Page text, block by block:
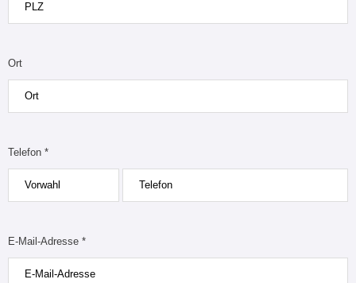
Ort
Telefon *
E-Mail-Adresse *